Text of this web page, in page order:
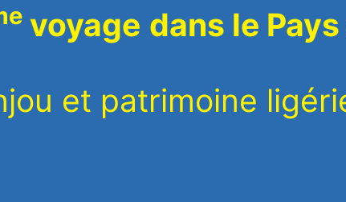
voyage dans le
et patrimoine